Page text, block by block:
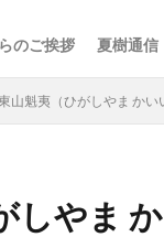
のご挨拶 夏樹通信
山魁夷（ひがしやま かい
やま か